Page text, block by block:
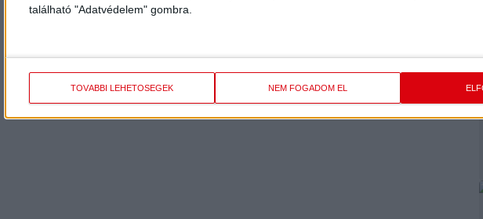
található "Adatvédelem" gombra.
TOVÁBBI LEHETŐSÉGEK NEM FOGADOM EL